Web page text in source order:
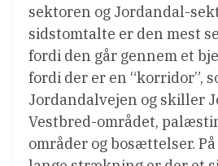
sektoren og Jordandal-
sidstomtalte er den mest
fordi den går gennem et
fordi der er en “korridor”,
Jordandalvejen og skiller
Vestbred-området,
områder og bosættelser.